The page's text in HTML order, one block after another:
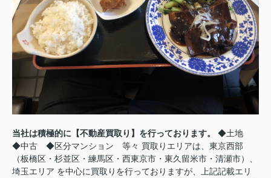
当社は積極的に【不動産買取り】を行っております。
◆土地
◆中古 ◆区分マンション 等々 買取りエリアは、東京西部
（板橋区・杉並区・練馬区・西東京市・東久留米市・清瀬市）、
埼玉エリア を中心に買取りを行っておりますが、上記記載エリ